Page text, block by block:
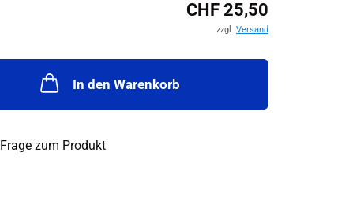
CHF 25,50
zzgl. Versand
In den Warenkorb
Frage zum Produkt